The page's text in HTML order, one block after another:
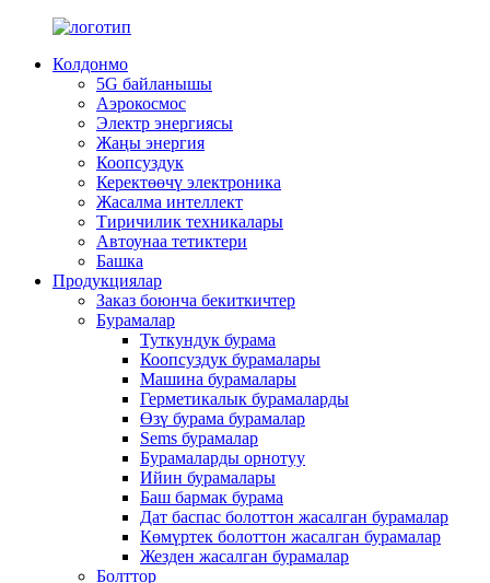
Колдонмо
5G байланышы
Аэрокосмос
Электр энергиясы
Жаңы энергия
Коопсуздук
Керектөөчү электроника
Жасалма интеллект
Тиричилик техникалары
Автоунаа тетиктери
Башка
Продукциялар
Заказ боюнча бекиткичтер
Бурамалар
Туткундук бурама
Коопсуздук бурамалары
Машина бурамалары
Герметикалык бурамаларды
Өзү бурама бурамалар
Sems бурамалар
Бурамаларды орнотуу
Ийин бурамалары
Баш бармак бурама
Дат баспас болоттон жасалган бурамалар
Көмүртек болоттон жасалган бурамалар
Жезден жасалган бурамалар
Болттор